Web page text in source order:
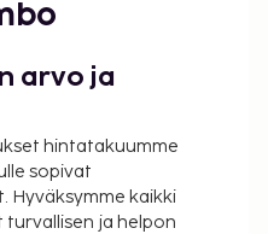
arvo ja
hintatakuumme
sopivat
Hyväksymme kaikki
ja helpon